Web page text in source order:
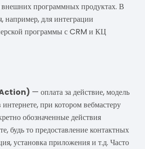
внешних программных продуктах. В
например, для интеграции
программы с CRM и КЦ
— оплата за действие, модель
при котором вебмастеру
обозначенные действия
будь то предоставление контактных
установка приложения и т.д. Часто